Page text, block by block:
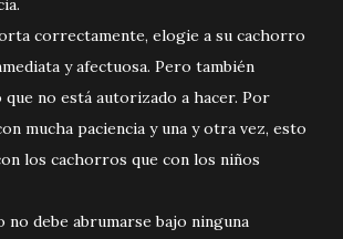
correctamente, elogie a su cachorro
y afectuosa. Pero también
que no está autorizado a hacer. Por
mucha paciencia y una y otra vez, esto
los cachorros que con los niños
no debe abrumarse bajo ninguna